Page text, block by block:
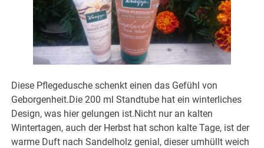
Diese Pflegedusche schenkt einen das Gefühl von
Geborgenheit.Die 200 ml Standtube hat ein winterliches
Design, was hier gelungen ist.Nicht nur an kalten
Wintertagen, auch der Herbst hat schon kalte Tage, ist der
warme Duft nach Sandelholz genial, dieser umhüllt weich